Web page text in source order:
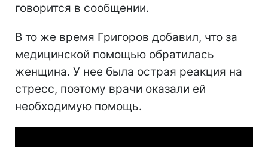
говорится в сообщении.
В то же время Григоров добавил, что за
медицинской помощью обратилась
женщина. У нее была острая реакция на
стресс, поэтому врачи оказали ей
необходимую помощь.